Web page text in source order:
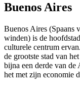
Buenos Aires
Buenos Aires (Spaans
winden) is de
culturele centrum
de grootste stad van
bijna een derde van de
het met zijn economie